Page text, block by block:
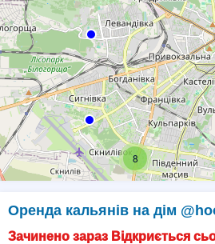
8
Оренда кальянів на дім
Зачинено зараз Відкриється